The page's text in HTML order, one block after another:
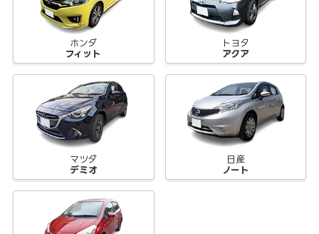
ホンダ
フィット
トヨタ
アクア
マツダ
デミオ
日産
ノート